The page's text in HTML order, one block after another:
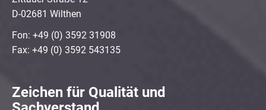
D-02681 Wilthen
Fon: +49 (0) 3592 31908
Fax: +49 (0) 3592 543135
Zeichen für Qualität und